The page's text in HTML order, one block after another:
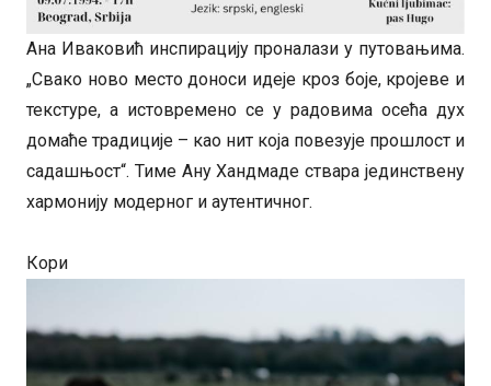
Ана Иваковић инспирацију проналази у путовањима.
„Свако ново место доноси идеје кроз боје, кројеве и
текстуре, а истовремено се у радовима осећа дух
домаће традиције – као нит која повезује прошлост и
садашњост“. Тиме Ану Хандмаде ствара јединствену
хармонију модерног и аутентичног.
Кори